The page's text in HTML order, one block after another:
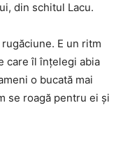
din schitul Lacu.
E un ritm
care îl înţelegi abia
o bucată mai
se roagă pentru ei şi